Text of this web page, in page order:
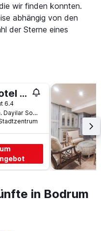
wir finden konnten.
abhängig von den
der Sterne eines
Aparthotel Siesta Beach Bodrum
6.4
Gumbet Mah. Dayilar Sok, 31, Bodrum, Türkei
in Bodrum